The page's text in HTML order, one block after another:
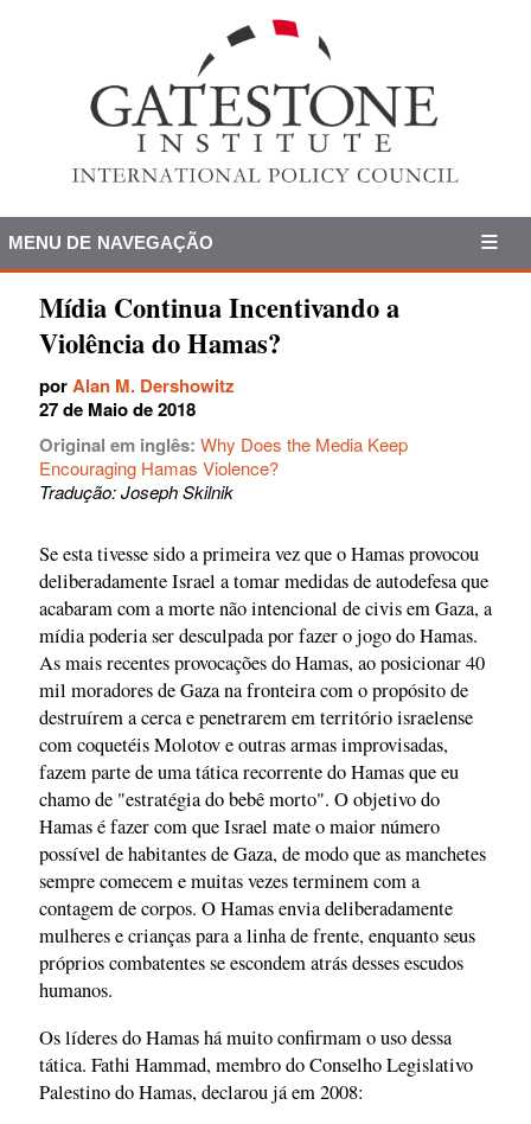
MENU DE NAVEGAÇÃO
Mídia Continua Incentivando a
Violência do Hamas?
porAlan M. Dershowitz
27 de Maio de 2018
Original em inglês: Why Does the Media Keep
Encouraging Hamas Violence?
Tradução: Joseph Skilnik
Se esta tivesse sido a primeira vez que o Hamas provocou
deliberadamente Israel a tomar medidas de autodefesa que
acabaram com a morte não intencional de civis em Gaza, a
mídia poderia ser desculpada por fazer o jogo do Hamas.
As mais recentes provocações do Hamas, ao posicionar 40
mil moradores de Gaza na fronteira com o propósito de
destruírem a cerca e penetrarem em território israelense
com coquetéis Molotov e outras armas improvisadas,
fazem parte de uma tática recorrente do Hamas que eu
chamo de "estratégia do bebê morto". O objetivo do
Hamas é fazer com que Israel mate o maior número
possível de habitantes de Gaza, de modo que as manchetes
sempre comecem e muitas vezes terminem com a
contagem de corpos. O Hamas envia deliberadamente
mulheres e crianças para a linha de frente, enquanto seus
próprios combatentes se escondem atrás desses escudos
humanos.
Os líderes do Hamas há muito confirmam o uso dessa
tática. Fathi Hammad, membro do Conselho Legislativo
Palestino do Hamas, declarou já em 2008: